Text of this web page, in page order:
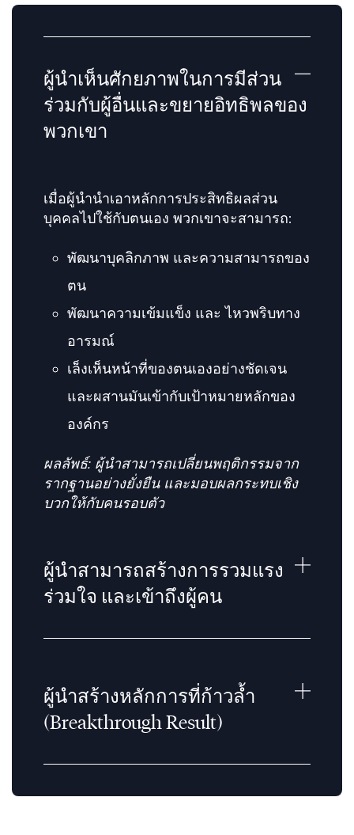
ผู้นำเห็นศักยภาพในการมีส่วน
ร่วมกับผู้อื่นและขยายอิทธิพลของ
พวกเขา
เมื่อผู้นำนำเอาหลักการประสิทธิผลส่วน
บุคคลไปใช้กับตนเอง พวกเขาจะสามารถ:
พัฒนาบุคลิกภาพ และความสามารถของ
ตน
พัฒนาความเข้มแข็ง และ ไหวพริบทาง
อารมณ์
เล็งเห็นหน้าที่ของตนเองอย่างชัดเจน
และผสานมันเข้ากับเป้าหมายหลักของ
องค์กร
ผลลัพธ์: ผู้นำสามารถเปลี่ยนพฤติกรรมจาก
รากฐานอย่างยั่งยืน และมอบผลกระทบเชิง
บวกให้กับคนรอบตัว
ผู้นำสามารถสร้างการรวมแรง
ร่วมใจ และเข้าถึงผู้คน
ผู้นำสร้างหลักการที่ก้าวล้ำ
(Breakthrough Result)